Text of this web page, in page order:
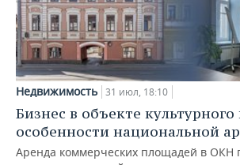
Недвижимость 31 июл, 18:10
Бизнес в объекте культурного
особенности национальной
Аренда коммерческих площадей в ОКН